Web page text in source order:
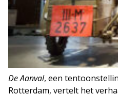
De Aanval, een
Rotterdam, vertelt het